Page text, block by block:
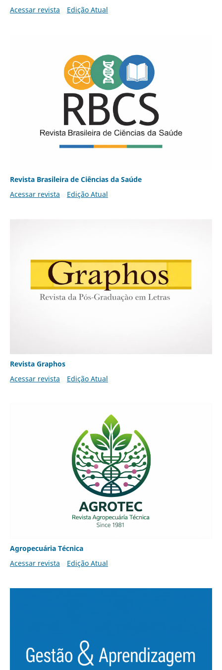
Acessar revista
Edição Atual
Revista Brasileira de Ciências da Saúde
Acessar revista
Edição Atual
Revista Graphos
Acessar revista
Edição Atual
Agropecuária Técnica
Acessar revista
Edição Atual